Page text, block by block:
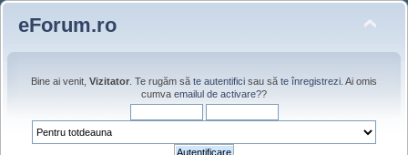
eForum.ro
Bine ai venit, Vizitator . Te rugăm să te autentifici sau să te înregistrezi . Ai omis
cumva emailul de activare??